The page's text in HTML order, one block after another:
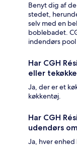
Benyt dig af
stedet,
selv med en
boblebadet.
indendørs
Har CGH
eller
Ja, der er et
køkkentøj.
Har CGH
udendørs
Ja, hver enhed